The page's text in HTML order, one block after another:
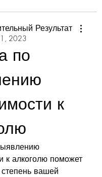
Результат
2023
по
к
к алкоголю поможет
вашей